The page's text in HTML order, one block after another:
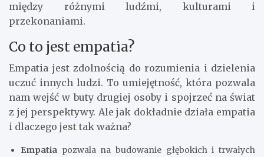
między różnymi ludźmi, kulturami i
przekonaniami.
Co to jest empatia?
Empatia jest zdolnością do rozumienia i dzielenia
uczuć innych ludzi. To umiejętność, która pozwala
nam wejść w buty drugiej osoby i spojrzeć na świat
z jej perspektywy. Ale jak dokładnie działa empatia
i dlaczego jest tak ważna?
Empatia pozwala na budowanie głębokich i trwałych